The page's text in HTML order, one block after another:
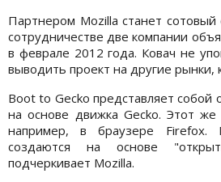
Партнером Mozilla станет
сотрудничестве две компании
в феврале 2012 года. Ковач не
выводить проект на другие рынки,
Boot to Gecko представляет собой
на основе движка Gecko. Этот же
например, в браузере
создаются на основе
подчеркивает Mozilla.